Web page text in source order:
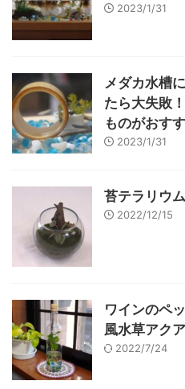
2023/1/31
メダカ水槽
たら大失敗
ものがおす
2023/1/31
苔テラリウ
2022/12/15
ワインのペ
風水草アク
2022/7/24